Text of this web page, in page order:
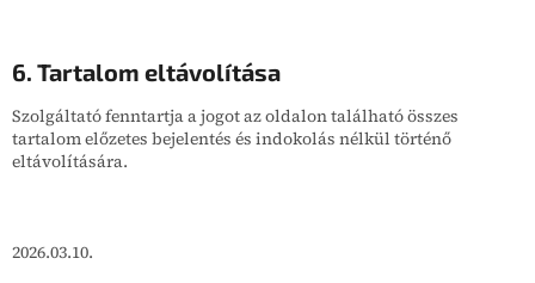
6. Tartalom eltávolítása
Szolgáltató fenntartja a jogot az oldalon található összes
tartalom előzetes bejelentés és indokolás nélkül történő
eltávolítására.
2026.03.10.